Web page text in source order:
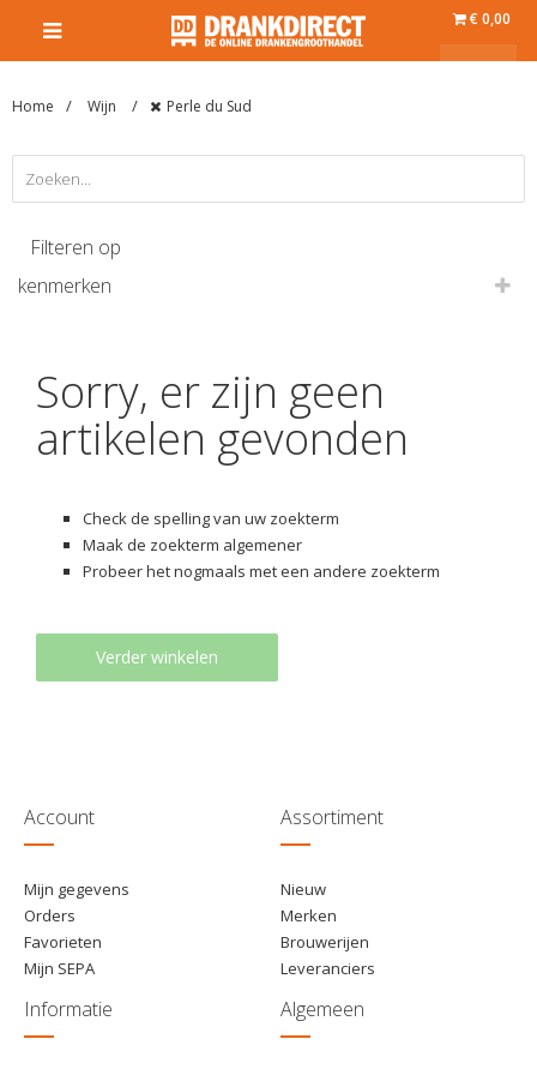
€ 0,00
Home Wijn Perle du Sud
Filteren op
kenmerken
Sorry, er zijn geen
artikelen gevonden
Check de spelling van uw zoekterm
Maak de zoekterm algemener
Probeer het nogmaals met een andere zoekterm
Verder winkelen
Account
Mijn gegevens
Orders
Favorieten
Mijn SEPA
Assortiment
Nieuw
Merken
Brouwerijen
Leveranciers
Informatie Algemeen